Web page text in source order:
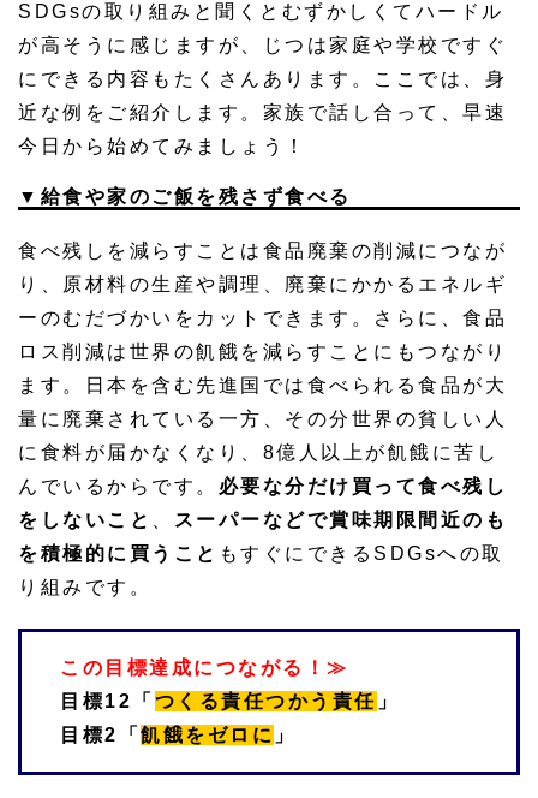
SDGsの取り組みと聞くとむずかしくてハードル
が高そうに感じますが、じつは家庭や学校ですぐ
にできる内容もたくさんあります。ここでは、身
近な例をご紹介します。家族で話し合って、早速
今日から始めてみましょう！
▼給食や家のご飯を残さず食べる
食べ残しを減らすことは食品廃棄の削減につなが
り、原材料の生産や調理、廃棄にかかるエネルギ
ーのむだづかいをカットできます。さらに、食品
ロス削減は世界の飢餓を減らすことにもつながり
ます。日本を含む先進国では食べられる食品が大
量に廃棄されている一方、その分世界の貧しい人
に食料が届かなくなり、8億人以上が飢餓に苦し
んでいるからです。 必要な分だけ買って食べ残し
をしないこと
スーパーなどで賞味期限間近のも
を積極的に買うこと もすぐにできるSDGsへの取
り組みです。
この目標達成につながる！≫
目標12「 つくる責任つかう責任 」
目標2「 飢餓をゼロに 」